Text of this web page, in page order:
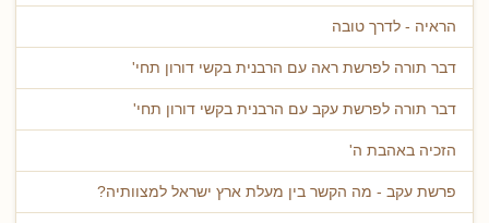
הראיה - לדרך טובה
דבר תורה לפרשת ראה עם הרבנית בקשי דורון תחי'
דבר תורה לפרשת עקב עם הרבנית בקשי דורון תחי'
הזכיה באהבת ה'
פרשת עקב - מה הקשר בין מעלת ארץ ישראל למצוותיה?